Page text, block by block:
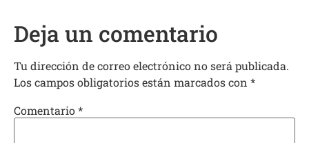
Deja un comentario
Tu dirección de correo electrónico no será publicada.
Los campos obligatorios están marcados con *
Comentario*